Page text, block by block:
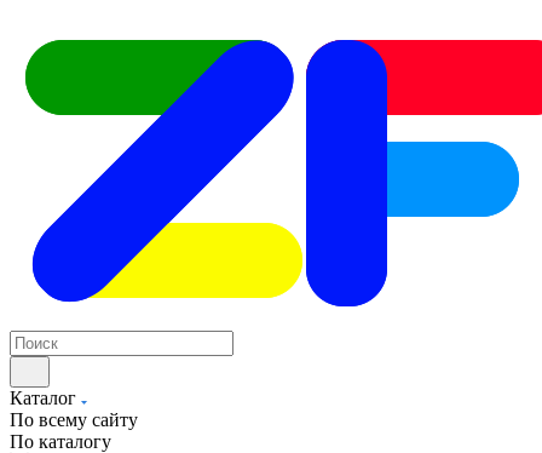
Каталог
По всему сайту
По каталогу